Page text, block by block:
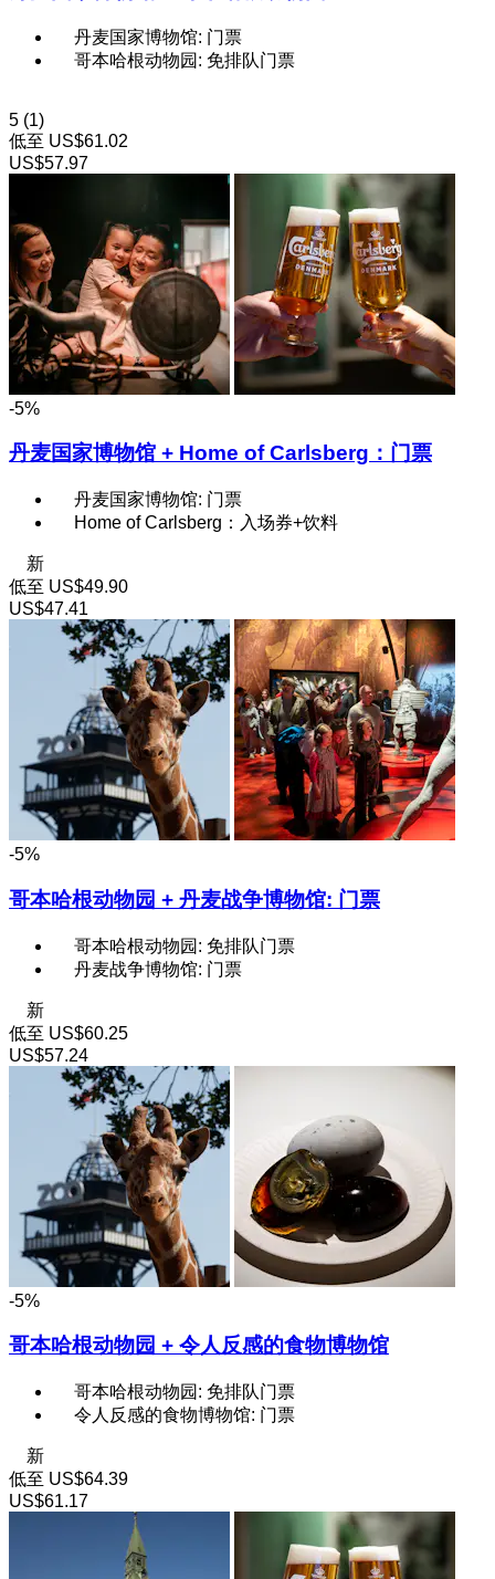
丹麦国家博物馆: 门票
哥本哈根动物园: 免排队门票
5 (1)
低至 US$61.02
US$57.97
-5%
丹麦国家博物馆 + Home of Carlsberg：门票
丹麦国家博物馆: 门票
Home of Carlsberg：入场券+饮料
新
低至 US$49.90
US$47.41
-5%
哥本哈根动物园 + 丹麦战争博物馆: 门票
哥本哈根动物园: 免排队门票
丹麦战争博物馆: 门票
新
低至 US$60.25
US$57.24
-5%
哥本哈根动物园 + 令人反感的食物博物馆
哥本哈根动物园: 免排队门票
令人反感的食物博物馆: 门票
新
低至 US$64.39
US$61.17